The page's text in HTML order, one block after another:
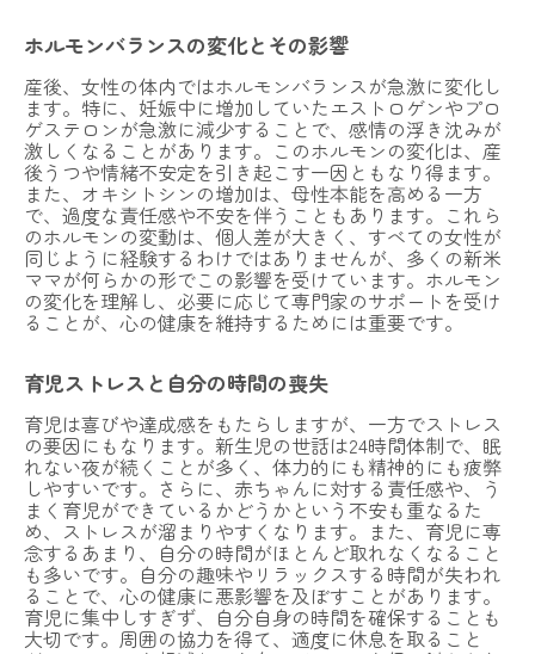
ホルモンバランスの変化とその影響
産後、女性の体内ではホルモンバランスが急激に変化し
ます。特に、妊娠中に増加していたエストロゲンやプロ
ゲステロンが急激に減少することで、感情の浮き沈みが
激しくなることがあります。このホルモンの変化は、産
後うつや情緒不安定を引き起こす一因ともなり得ます。
また、オキシトシンの増加は、母性本能を高める一方
で、過度な責任感や不安を伴うこともあります。これら
のホルモンの変動は、個人差が大きく、すべての女性が
同じように経験するわけではありませんが、多くの新米
ママが何らかの形でこの影響を受けています。ホルモン
の変化を理解し、必要に応じて専門家のサポートを受け
ることが、心の健康を維持するためには重要です。
育児ストレスと自分の時間の喪失
育児は喜びや達成感をもたらしますが、一方でストレス
の要因にもなります。新生児の世話は24時間体制で、眠
れない夜が続くことが多く、体力的にも精神的にも疲弊
しやすいです。さらに、赤ちゃんに対する責任感や、う
まく育児ができているかどうかという不安も重なるた
め、ストレスが溜まりやすくなります。また、育児に専
念するあまり、自分の時間がほとんど取れなくなること
も多いです。自分の趣味やリラックスする時間が失われ
ることで、心の健康に悪影響を及ぼすことがあります。
育児に集中しすぎず、自分自身の時間を確保することも
大切です。周囲の協力を得て、適度に休息を取ること